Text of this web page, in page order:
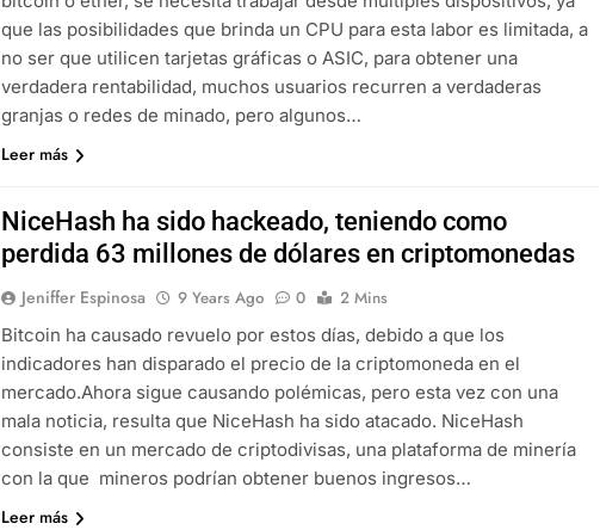
que las posibilidades que brinda un CPU para esta labor es limitada, a
no ser que utilicen tarjetas gráficas o ASIC, para obtener una
verdadera rentabilidad, muchos usuarios recurren a verdaderas
granjas o redes de minado, pero algunos…
Leer más
NiceHash ha sido hackeado, teniendo como
perdida 63 millones de dólares en criptomonedas
Jeniffer Espinosa 9 Years Ago 0
2 Mins
Bitcoin ha causado revuelo por estos días, debido a que los
indicadores han disparado el precio de la criptomoneda en el
mercado.Ahora sigue causando polémicas, pero esta vez con una
mala noticia, resulta que NiceHash ha sido atacado. NiceHash
consiste en un mercado de criptodivisas, una plataforma de minería
con la que mineros podrían obtener buenos ingresos…
Leer más